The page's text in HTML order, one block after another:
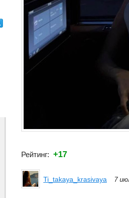
Рейтинг: +17
Ti_takaya_krasivaya 7